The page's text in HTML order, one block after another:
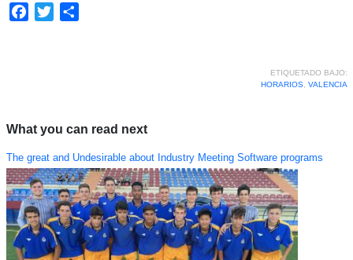
Facebook
Twitter
ETIQUETADO BAJO:
HORARIOS, VALENCIA
What you can read next
The great and Undesirable about Industry Meeting Software programs